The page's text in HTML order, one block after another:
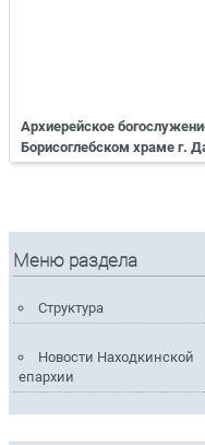
Архиерейское
Борисоглебском храме г.
Меню раздела
Структура
Новости Находкинской
епархии